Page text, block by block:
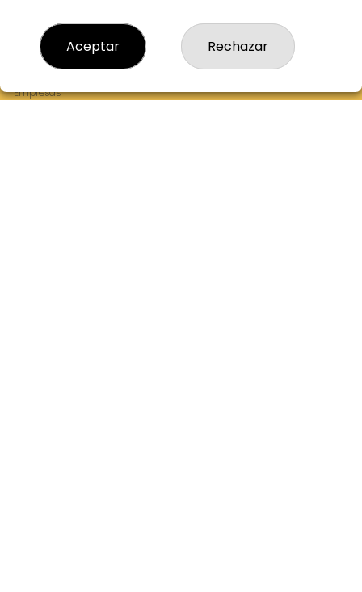
¿Quiénes somos?
Comprar lotería
Resultados
Empresas
Aceptar Rechazar